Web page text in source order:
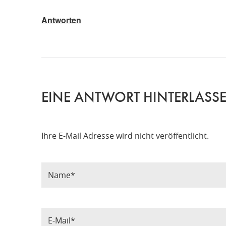
Antworten
EINE ANTWORT
Ihre E-Mail Adresse wird nicht veröffentlicht.